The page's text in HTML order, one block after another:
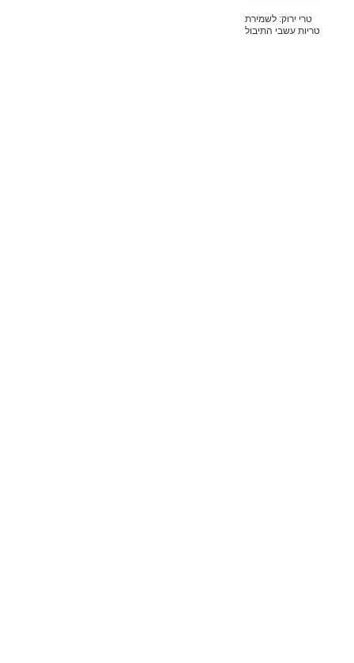
טרי ירוק: לשמירת
טריות עשבי התיבול